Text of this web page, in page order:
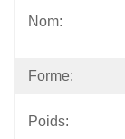
Nom:
Forme:
Poids: